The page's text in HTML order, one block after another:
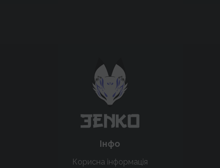
крутих нововведень
Підтримати проєкт
Інфо
Корисна інформація